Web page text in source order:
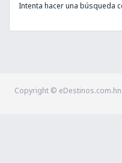
Intenta hacer una búsqueda
Copyright ©